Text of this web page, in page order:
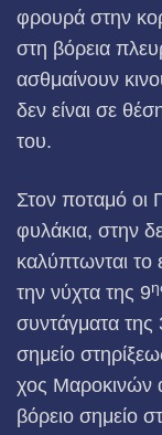
φρουρά στην
στη βόρεια
ασθμαίνουν
δεν είναι σε
του.
Στον ποταμό οι
φυλάκια, στην
καλύπτωνται το
την νύχτα της 9
συντάγματα της
σημείο
χος Μαροκινών
βόρειο σημείο